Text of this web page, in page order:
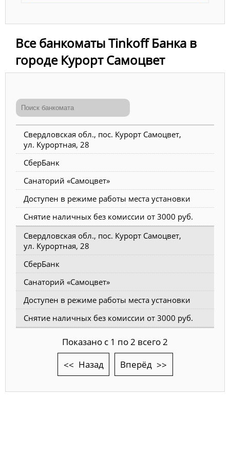
Все банкоматы Tinkoff Банка в
городе Курорт Самоцвет
Свердловская обл., пос. Курорт Самоцвет,
ул. Курортная, 28
СберБанк
Санаторий «Самоцвет»
Доступен в режиме работы места установки
Снятие наличных без комиссии от 3000 руб.
Свердловская обл., пос. Курорт Самоцвет,
ул. Курортная, 28
СберБанк
Санаторий «Самоцвет»
Доступен в режиме работы места установки
Снятие наличных без комиссии от 3000 руб.
Показано с 1 по 2 всего 2
Назад
Вперёд